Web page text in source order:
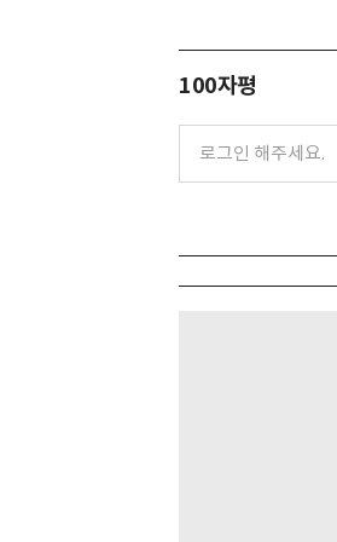
100자평